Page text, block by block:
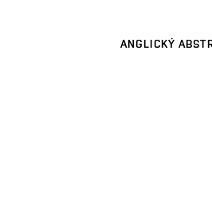
ANGLICKÝ